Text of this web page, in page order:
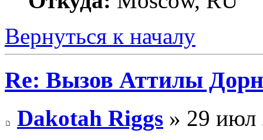
Вернуться к началу
Re: Вызов Аттилы
Dakotah Riggs » 29 июл